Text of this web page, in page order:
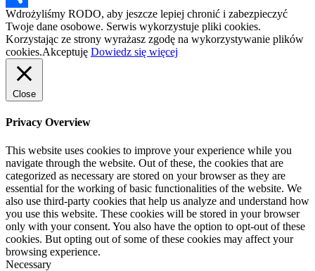
Podziel
się
Wdrożyliśmy RODO, aby jeszcze lepiej chronić i zabezpieczyć
Twoje dane osobowe. Serwis wykorzystuje pliki cookies.
Korzystając ze strony wyrażasz zgodę na wykorzystywanie plików
cookies.Akceptuję Dowiedz się więcej
Close
Privacy Overview
This website uses cookies to improve your experience while you
navigate through the website. Out of these, the cookies that are
categorized as necessary are stored on your browser as they are
essential for the working of basic functionalities of the website. We
also use third-party cookies that help us analyze and understand how
you use this website. These cookies will be stored in your browser
only with your consent. You also have the option to opt-out of these
cookies. But opting out of some of these cookies may affect your
browsing experience.
Necessary